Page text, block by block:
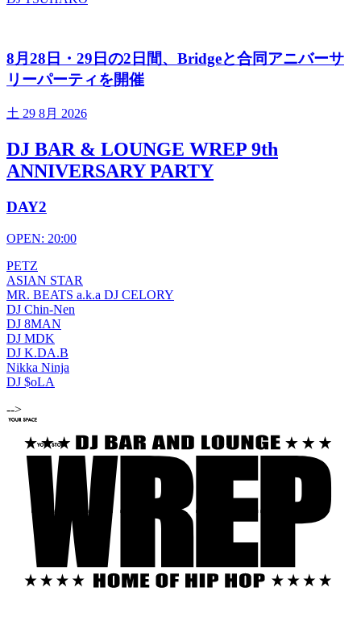
8月28日・29日の2日間、Bridgeと合同アニバーサ
リーパーティを開催
土 29 8月 2026
DJ BAR & LOUNGE WREP 9th
ANNIVERSARY PARTY
DAY2
OPEN: 20:00
PETZ
ASIAN STAR
MR. BEATS a.k.a DJ CELORY
DJ Chin-Nen
DJ 8MAN
DJ MDK
DJ K.DA.B
Nikka Ninja
DJ $oLA
-->